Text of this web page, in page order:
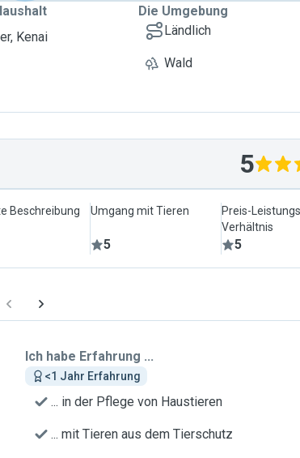
Kenai
Die Umgebung
Ländlich
Wald
5
Beschreibung Umgang mit Tieren
5
Preis-
Verhältnis
5
Ich habe Erfahrung ...
<1 Jahr Erfahrung
... in der Pflege von Haustieren
... mit Tieren aus dem Tierschutz